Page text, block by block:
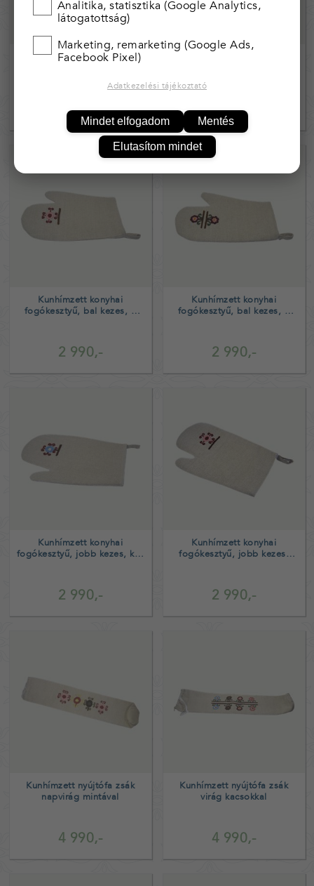
6 990,-
Kunhímzett táska,
7 990,-
2 990,-
Kunhímzett konyhai
fogókesztyű, bal kezes, 1
2 990,-
Kunhímzett konyhai
fogókesztyű, bal kezes, 2
2 990,-
Kunhímzett konyhai
fogókesztyű, jobb kezes, kék
2 990,-
Kunhímzett konyhai
fogókesztyű, jobb kezes,
4 990,-
Kunhímzett nyújtófa zsák
napvirág mintával
4 990,-
Kunhímzett nyújtófa zsák
virág kacsokkal
Analitika, statisztika (Google Analytics,
látogatottság)
Marketing, remarketing (Google Ads,
Facebook Pixel)
Adatkezelési tájékoztató
Mindet elfogadom Mentés
Elutasítom mindet